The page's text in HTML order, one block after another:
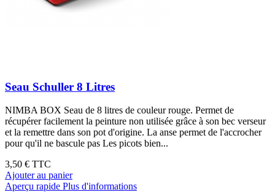
Seau Schuller 8 Litres
NIMBA BOX Seau de 8 litres de couleur rouge. Permet de
récupérer facilement la peinture non utilisée grâce à son bec verseur
et la remettre dans son pot d'origine. La anse permet de l'accrocher
pour qu'il ne bascule pas Les picots bien...
3,50 € TTC
Ajouter au panier
Aperçu rapide Plus d'informations